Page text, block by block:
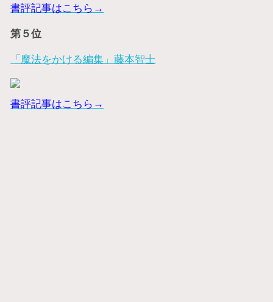
書評記事はこちら→
第５位
「魔法をかける編集」藤本智士
書評記事はこちら→